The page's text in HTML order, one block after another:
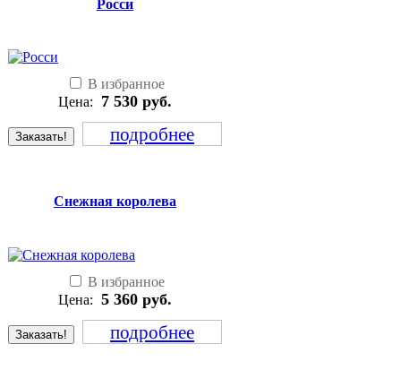
Росси
В избранное
Цена:
7 530 руб.
Заказать! подробнее
Снежная королева
В избранное
Цена: 5 360 руб.
Заказать! подробнее